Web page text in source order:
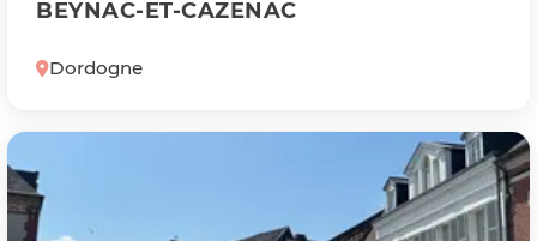
BEYNAC-ET-CAZENAC
Dordogne